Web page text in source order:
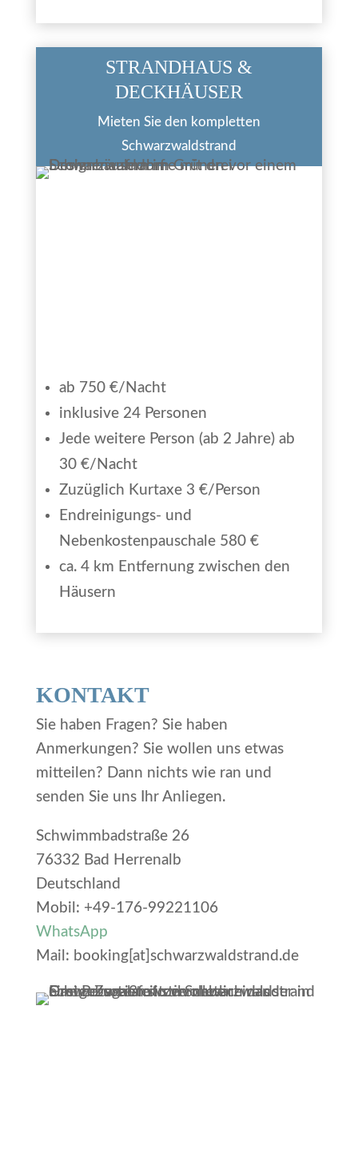
STRANDHAUS &
DECKHÄUSER
Mieten Sie den kompletten
Schwarzwaldstrand
ab 750 €/Nacht
inklusive 24 Personen
Jede weitere Person (ab 2 Jahre) ab
30 €/Nacht
Zuzüglich Kurtaxe 3 €/Person
Endreinigungs- und
Nebenkostenpauschale 580 €
ca. 4 km Entfernung zwischen den
Häusern
KONTAKT
Sie haben Fragen? Sie haben
Anmerkungen? Sie wollen uns etwas
mitteilen? Dann nichts wie ran und
senden Sie uns Ihr Anliegen.
Schwimmbadstraße 26
76332 Bad Herrenalb
Deutschland
Mobil: +49-176-99221106
WhatsApp
Mail: booking[at]schwarzwaldstrand.de